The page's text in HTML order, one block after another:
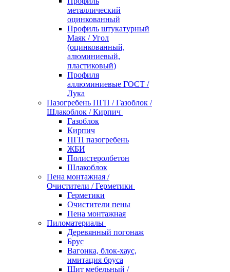
металлический
оцинкованный
Профиль штукатурный
Маяк / Угол
(оцинкованный,
алюминиевый,
пластиковый)
Профиля
аллюминиевые ГОСТ /
Лука
Пазогребень ПГП / Газоблок /
Шлакоблок / Кирпич
Газоблок
Кирпич
ПГП пазогребень
ЖБИ
Полистеролбетон
Шлакоблок
Пена монтажная /
Очистители / Герметики
Герметики
Очистители пены
Пена монтажная
Пиломатериалы
Деревянный погонаж
Брус
Вагонка, блок-хаус,
имитация бруса
Щит мебельный /